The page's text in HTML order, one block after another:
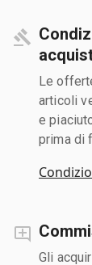
Le
articoli
e
prima di
Gli